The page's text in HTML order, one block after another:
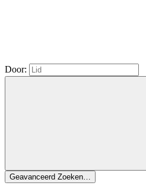
Door:
Geavanceerd Zoeken…